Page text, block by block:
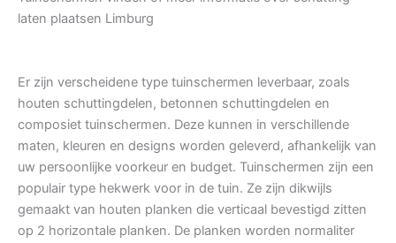
laten plaatsen Limburg
Er zijn verscheidene type tuinschermen leverbaar, zoals
houten schuttingdelen, betonnen schuttingdelen en
composiet tuinschermen. Deze kunnen in verschillende
maten, kleuren en designs worden geleverd, afhankelijk van
uw persoonlijke voorkeur en budget. Tuinschermen zijn een
populair type hekwerk voor in de tuin. Ze zijn dikwijls
gemaakt van houten planken die verticaal bevestigd zitten
op 2 horizontale planken. De planken worden normaliter